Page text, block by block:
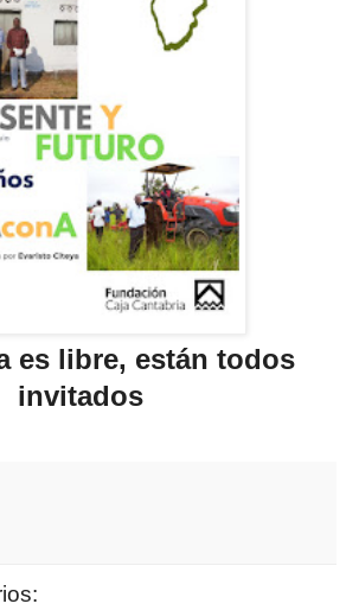
es libre, están todos
invitados